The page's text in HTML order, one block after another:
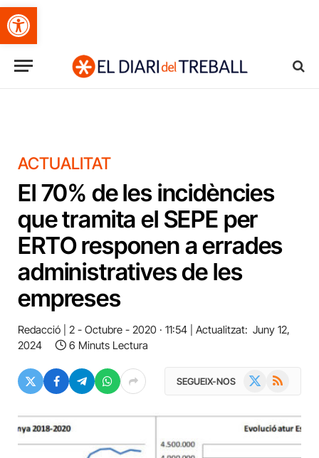
Obre la barra d'eines
ACTUALITAT
El 70% de les incidències
que tramita el SEPE per
ERTO responen a errades
administratives de les
empreses
Redacció 2 - Octubre - 2020 · 11:54 Actualitzat: Juny 12,
2024
6 Minuts Lectura
SEGUEIX-NOS RSS